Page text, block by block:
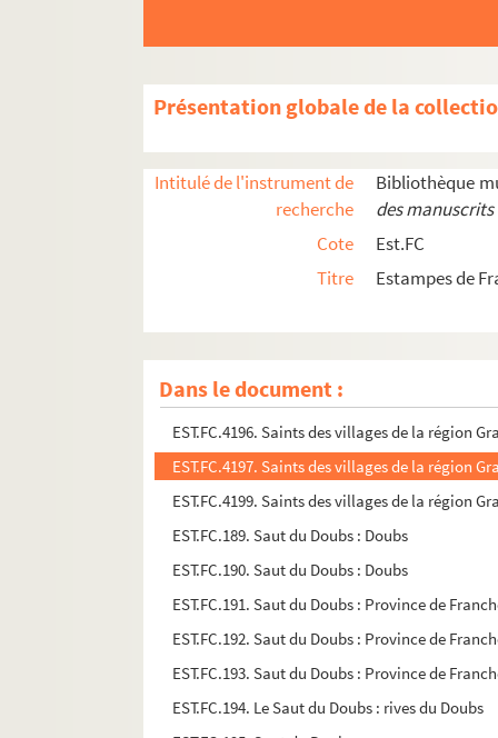
Présentation globale de la
Intitulé de l'instrument de
recherche
Bibliothèque
des
Cote
Est.FC
Titre
Estampes de
Dans le document :
EST.FC.4179. Saints des villages de la région
EST.FC.4181. Saints des villages de la région
EST.FC.4182. Saints des villages de la région
EST.FC.4184. Saints des villages de la région
EST.FC.4185. Saints des villages de la région
EST.FC.4190. Saints des villages de la région
EST.FC.4191. Saints des villages de la région
EST.FC.4193. Saints des villages de la région
EST.FC.4194. Saints des villages de la région
EST.FC.4196. Saints des villages de la région
EST.FC.4197. Saints des villages de la région
EST.FC.4199. Saints des villages de la région
EST.FC.189. Saut du Doubs : Doubs
EST.FC.190. Saut du Doubs : Doubs
EST.FC.191. Saut du Doubs : Province de
EST.FC.192. Saut du Doubs : Province de
EST.FC.193. Saut du Doubs : Province de
EST.FC.194. Le Saut du Doubs : rives du Doubs